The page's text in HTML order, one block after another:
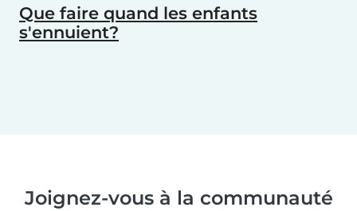
Que faire quand les enfants
s'ennuient?
Joignez-vous à la communauté